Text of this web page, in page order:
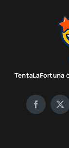
TentaLaFortuna